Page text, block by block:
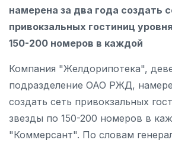
намерена за два года создать
привокзальных гостиниц
150-200 номеров в каждой
Компания "Желдорипотека",
подразделение ОАО РЖД,
создать сеть привокзальных
звезды по 150-200 номеров в
"Коммерсант". По словам